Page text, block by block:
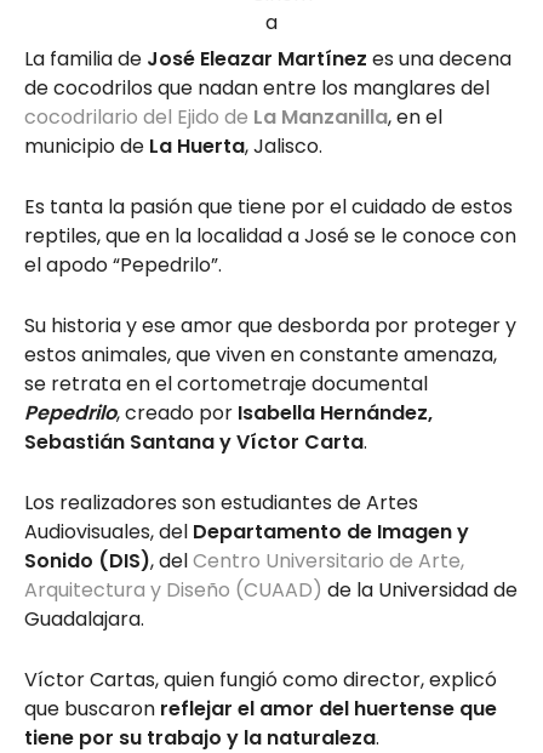
La familia de José Eleazar Martínez es una decena
de cocodrilos que nadan entre los manglares del
cocodrilario del Ejido de La Manzanilla, en el
municipio de La Huerta, Jalisco.
Es tanta la pasión que tiene por el cuidado de estos
reptiles, que en la localidad a José se le conoce con
el apodo “Pepedrilo”.
Su historia y ese amor que desborda por proteger y
estos animales, que viven en constante amenaza,
se retrata en el cortometraje documental
Pepedrilo, creado por Isabella Hernández,
Sebastián Santana y Víctor Carta.
Los realizadores son estudiantes de Artes
Audiovisuales, del Departamento de Imagen y
Sonido (DIS), delCentro Universitario de Arte,
Arquitectura y Diseño (CUAAD) de la Universidad de
Guadalajara.
Víctor Cartas, quien fungió como director, explicó
que buscaron reflejar el amor del huertense que
tiene por su trabajo y la naturaleza.